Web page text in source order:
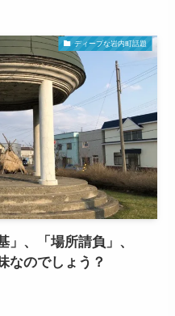
ディープな岩内町話題
」、「場所請負」、
なのでしょう？